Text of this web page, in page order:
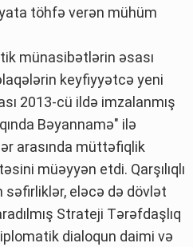
töhfə verən mühüm
münasibətlərin əsası
keyfiyyətcə yeni
2013-cü ildə imzalanmış
Bəyannamə" ilə
arasında müttəfiqlik
müəyyən etdi. Qarşılıqlı
eləcə də dövlət
Strateji Tərəfdaşlıq
dialoqun daimi və